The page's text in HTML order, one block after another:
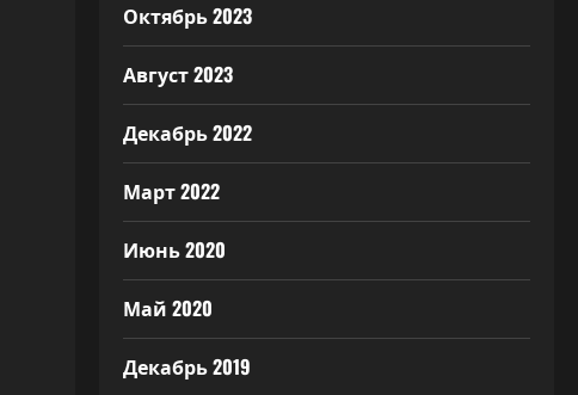
Октябрь 2023
Август 2023
Декабрь 2022
Март 2022
Июнь 2020
Май 2020
Декабрь 2019